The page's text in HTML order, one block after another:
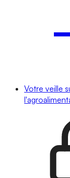
Votre veille